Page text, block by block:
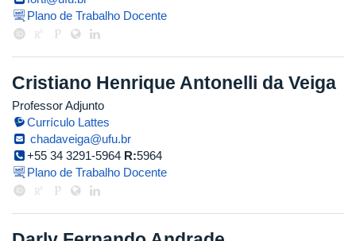
Plano de Trabalho Docente
Cristiano Henrique Antonelli da Veiga
Professor Adjunto
Currículo Lattes
chadaveiga@ufu.br
+55 34 3291-5964 R:5964
Plano de Trabalho Docente